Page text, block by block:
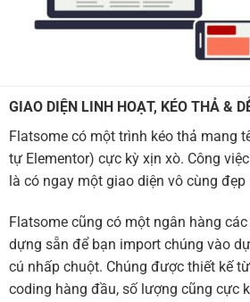
GIAO DIỆN LINH HOẠT, KÉO THẢ &
Flatsome có một trình kéo thả mang
tự Elementor) cực kỳ xịn xò. Công
là có ngay một giao diện vô cùng đẹp
Flatsome cũng có một ngân hàng
dựng sẵn để bạn import chúng vào
cú nhấp chuột. Chúng được thiết kế
coding hàng đầu, số lượng cũng cực